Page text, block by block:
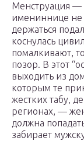
Менструация —
имениннице не
держаться
коснулась
помалкивают,
позор. В этот
выходить из
которым те
жестких табу,
регионах, —
должна
забирает